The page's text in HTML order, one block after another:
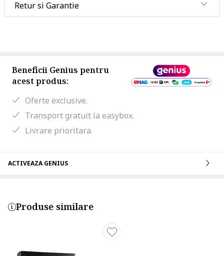
Retur si Garantie
Beneficii Genius pentru
acest produs:
Oferte exclusive.
Transport gratuit la easybox.
Livrare prioritara.
ACTIVEAZA GENIUS
Produse similare